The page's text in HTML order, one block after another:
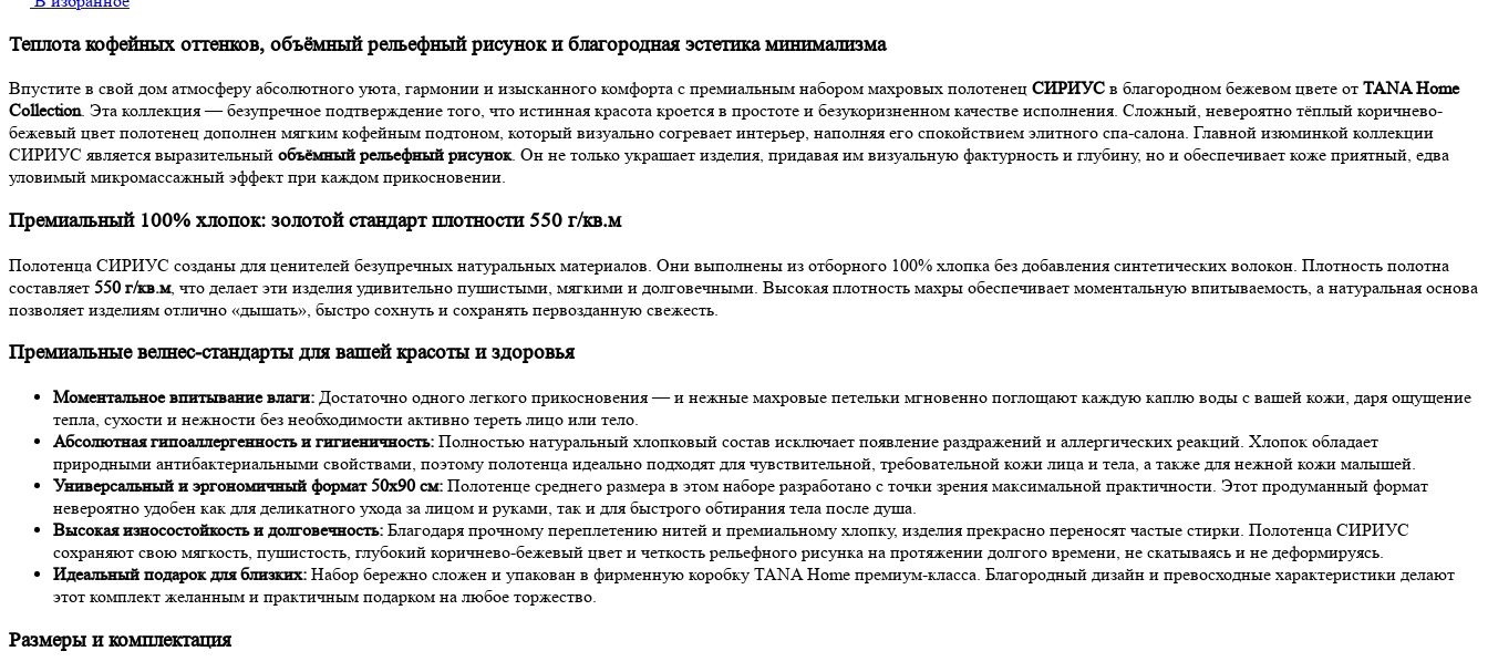
Теплота кофейных оттенков, объёмный рельефный рисунок и благородная эстетика минимализма
Впустите в свой дом атмосферу абсолютного уюта, гармонии и изысканного комфорта с премиальным набором махровых полотенец СИРИУС в благородном бежевом цвете от TANA Home
Collection. Эта коллекция — безупречное подтверждение того, что истинная красота кроется в простоте и безукоризненном качестве исполнения. Сложный, невероятно тёплый коричнево-
бежевый цвет полотенец дополнен мягким кофейным подтоном, который визуально согревает интерьер, наполняя его спокойствием элитного спа-салона. Главной изюминкой коллекции
СИРИУС является выразительный объёмный рельефный рисунок. Он не только украшает изделия, придавая им визуальную фактурность и глубину, но и обеспечивает коже приятный, едва
уловимый микромассажный эффект при каждом прикосновении.
Премиальный 100% хлопок: золотой стандарт плотности 550 г/кв.м
Полотенца СИРИУС созданы для ценителей безупречных натуральных материалов. Они выполнены из отборного 100% хлопка без добавления синтетических волокон. Плотность полотна
составляет 550 г/кв.м, что делает эти изделия удивительно пушистыми, мягкими и долговечными. Высокая плотность махры обеспечивает моментальную впитываемость, а натуральная основа
позволяет изделиям отлично «дышать», быстро сохнуть и сохранять первозданную свежесть.
Премиальные велнес-стандарты для вашей красоты и здоровья
Моментальное впитывание влаги: Достаточно одного легкого прикосновения — и нежные махровые петельки мгновенно поглощают каждую каплю воды с вашей кожи, даря ощущение
тепла, сухости и нежности без необходимости активно тереть лицо или тело.
Абсолютная гипоаллергенность и гигиеничность: Полностью натуральный хлопковый состав исключает появление раздражений и аллергических реакций. Хлопок обладает
природными антибактериальными свойствами, поэтому полотенца идеально подходят для чувствительной, требовательной кожи лица и тела, а также для нежной кожи малышей.
Универсальный и эргономичный формат 50х90 см: Полотенце среднего размера в этом наборе разработано с точки зрения максимальной практичности. Этот продуманный формат
невероятно удобен как для деликатного ухода за лицом и руками, так и для быстрого обтирания тела после душа.
Высокая износостойкость и долговечность: Благодаря прочному переплетению нитей и премиальному хлопку, изделия прекрасно переносят частые стирки. Полотенца СИРИУС
сохраняют свою мягкость, пушистость, глубокий коричнево-бежевый цвет и четкость рельефного рисунка на протяжении долгого времени, не скатываясь и не деформируясь.
Идеальный подарок для близких: Набор бережно сложен и упакован в фирменную коробку TANA Home премиум-класса. Благородный дизайн и превосходные характеристики делают
этот комплект желанным и практичным подарком на любое торжество.
Размеры и комплектация